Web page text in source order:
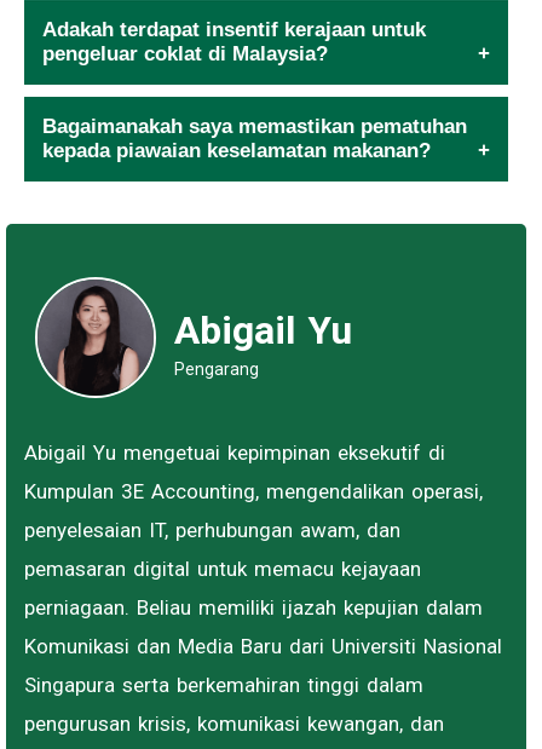
Adakah terdapat insentif kerajaan untuk
pengeluar coklat di Malaysia?
Bagaimanakah saya memastikan pematuhan
kepada piawaian keselamatan makanan?
Abigail Yu
Pengarang
Abigail Yu mengetuai kepimpinan eksekutif di
Kumpulan 3E Accounting, mengendalikan operasi,
penyelesaian IT, perhubungan awam, dan
pemasaran digital untuk memacu kejayaan
perniagaan. Beliau memiliki ijazah kepujian dalam
Komunikasi dan Media Baru dari Universiti Nasional
Singapura serta berkemahiran tinggi dalam
pengurusan krisis, komunikasi kewangan, dan